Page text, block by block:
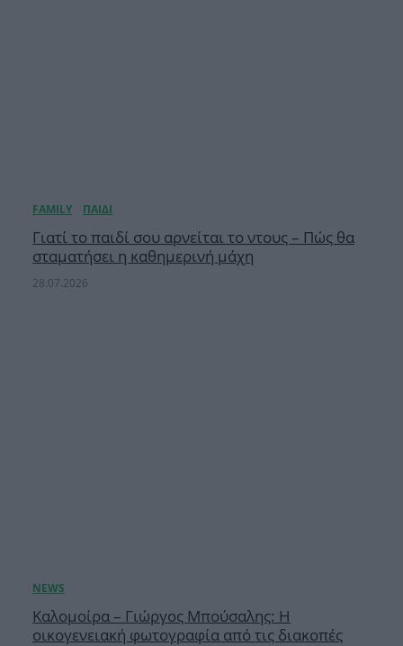
Γιατί το παιδί σου αρνείται το ντους – Πώς θα
σταματήσει η καθημερινή μάχη
28.07.2026
Καλομοίρα – Γιώργος Μπούσαλης: Η
οικογενειακή φωτογραφία από τις διακοπές